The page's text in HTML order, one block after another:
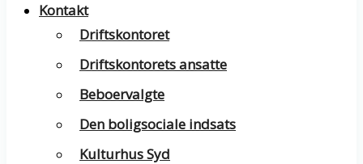
Kontakt
Driftskontoret
Driftskontorets ansatte
Beboervalgte
Den boligsociale indsats
Kulturhus Syd